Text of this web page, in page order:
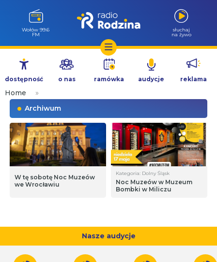
Przejdź
treści
Wołów 99.6
FM
słuchaj
na żywo
dostępność o nas ramówka audycje reklama
Home
»
Archiwum
W tę sobotę Noc Muzeów
we Wrocławiu
Kategoria: Dolny Śląsk
Noc Muzeów w Muzeum
Bombki w Miliczu
Nasze audycje